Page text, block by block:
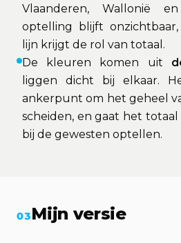
Vlaanderen, Wallonië
optelling blijft
lijn krijgt de rol van totaal.
De kleuren komen uit
liggen dicht bij elkaar.
ankerpunt om het geheel
scheiden, en gaat het
bij de gewesten optellen.
03Mijn versie